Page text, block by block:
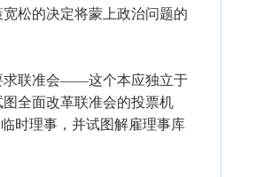
松的决定将蒙上政治问题的
求联准会——这个本应独立于
全面改革联准会的投票机
时理事，并试图解雇理事库